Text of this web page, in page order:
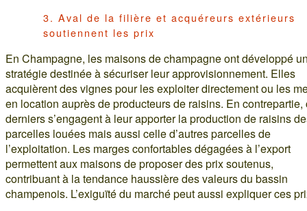
3. Aval de la filière et acquéreurs extérieurs
soutiennent les prix
En Champagne, les maisons de champagne ont développé
stratégie destinée à sécuriser leur approvisionnement. Elles
acquièrent des vignes pour les exploiter directement ou les
en location auprès de producteurs de raisins. En contrepartie,
derniers s’engagent à leur apporter la production de raisins
parcelles louées mais aussi celle d’autres parcelles de
l’exploitation. Les marges confortables dégagées à l’export
permettent aux maisons de proposer des prix soutenus,
contribuant à la tendance haussière des valeurs du bassin
champenois. L’exiguïté du marché peut aussi expliquer ces